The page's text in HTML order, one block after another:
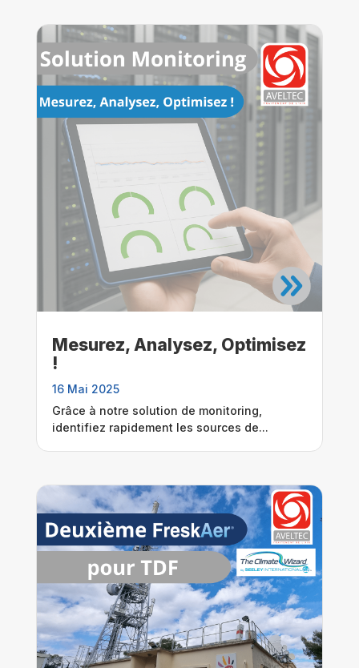
Mesurez, Analysez, Optimisez
!
16 Mai 2025
Grâce à notre solution de monitoring,
identifiez rapidement les sources de...